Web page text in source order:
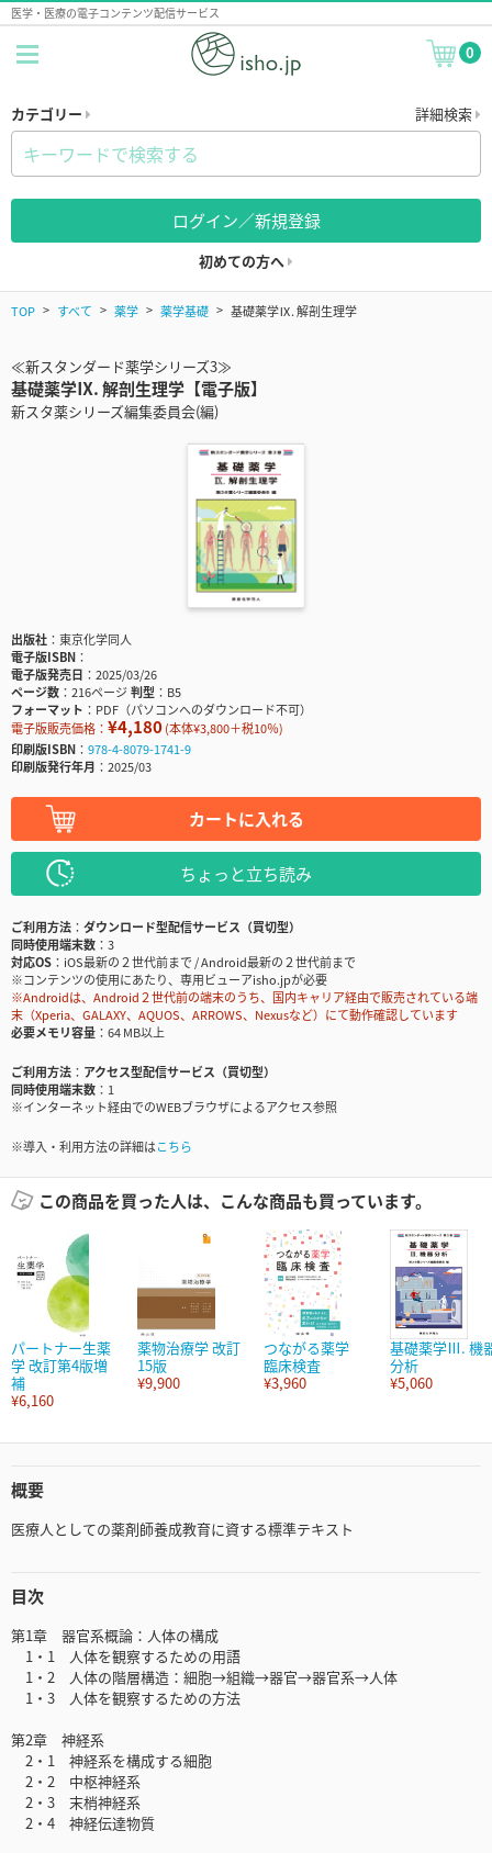
医学・医療の電子コンテンツ配信サービス
0
カテゴリー 詳細検索
ログイン／新規登録
初めての方へ
TOP すべて 薬学 薬学基礎 基礎薬学Ⅸ. 解剖生理学
≪新スタンダード薬学シリーズ3≫
基礎薬学Ⅸ. 解剖生理学【電子版】
新スタ薬シリーズ編集委員会(編)
出版社
東京化学同人
電子版ISBN
電子版発売日
2025/03/26
ページ数
216ページ判型
B5
フォーマット
PDF（パソコンへのダウンロード不可）
電子版販売価格： ¥4,180(本体¥3,800＋税10％)
印刷版ISBN
978-4-8079-1741-9
印刷版発行年月
2025/03
カートに入れる
ちょっと立ち読み
ご利用方法
ダウンロード型配信サービス（買切型）
同時使用端末数
3
対応OS
iOS最新の２世代前まで / Android最新の２世代前まで
※コンテンツの使用にあたり、専用ビューアisho.jpが必要
※Androidは、Android２世代前の端末のうち、国内キャリア経由で販売されている端
末（Xperia、GALAXY、AQUOS、ARROWS、Nexusなど）にて動作確認しています
必要メモリ容量
64 MB以上
ご利用方法
アクセス型配信サービス（買切型）
同時使用端末数
1
※インターネット経由でのWEBブラウザによるアクセス参照
※導入・利用方法の詳細はこちら
この商品を買った人は、こんな商品も買っています。
パートナー生薬
学 改訂第4版増
補
¥6,160
薬物治療学 改訂
15版
¥9,900
つながる薬学
臨床検査
¥3,960
基礎薬学Ⅲ. 機
分析
¥5,060
概要
医療人としての薬剤師養成教育に資する標準テキスト
目次
第1章 器官系概論：人体の構成
1・1 人体を観察するための用語
1・2 人体の階層構造：細胞→組織→器官→器官系→人体
1・3 人体を観察するための方法
第2章 神経系
2・1 神経系を構成する細胞
2・2 中枢神経系
2・3 末梢神経系
2・4 神経伝達物質